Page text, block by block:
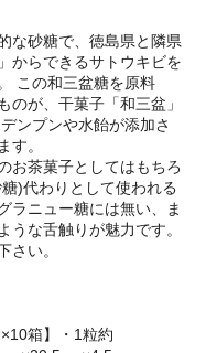
な砂糖で、徳島県と隣県
からできるサトウキビを
この和三盆糖を原料
のが、干菓子「和三盆」
ンプンや水飴が添加さ
す。
お茶菓子としてはもちろ
)代わりとして使われる
ラニュー糖には無い、ま
うな舌触りが魅力です。
さい。
箱】・1粒約